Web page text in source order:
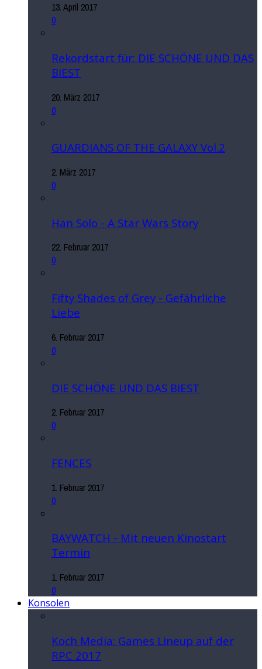
13. April 2017
0
Rekordstart für: DIE SCHÖNE UND DAS
BIEST
20. März 2017
0
GUARDIANS OF THE GALAXY Vol.2
2. März 2017
0
Han Solo - A Star Wars Story
22. Februar 2017
0
Fifty Shades of Grey - Gefährliche
Liebe
6. Februar 2017
0
DIE SCHÖNE UND DAS BIEST
2. Februar 2017
0
FENCES
1. Februar 2017
0
BAYWATCH - Mit neuen Kinostart
Termin
1. Februar 2017
0
Konsolen
Koch Media: Games Lineup auf der
RPC 2017